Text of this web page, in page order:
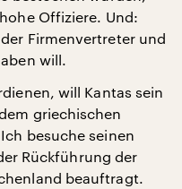
Offiziere. Und:
Firmenvertreter und
will.
will Kantas sein
griechischen
besuche seinen
Rückführung der
beauftragt.